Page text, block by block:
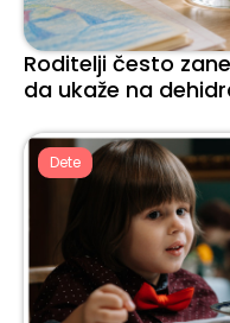
Roditelji često
da ukaže na
Dete